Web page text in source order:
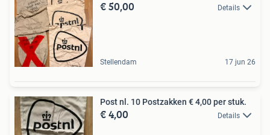
€ 50,00 Details
Stellendam 17 jun 26
Post nl. 10 Postzakken € 4,00 per stuk.
€ 4,00 Details